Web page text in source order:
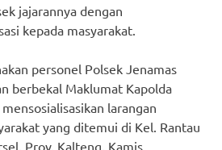
jajarannya dengan
kepada masyarakat.
personel Polsek Jenamas
berbekal Maklumat Kapolda
larangan
yang ditemui di Kel. Rantau
Prov. Kalteng, Kamis